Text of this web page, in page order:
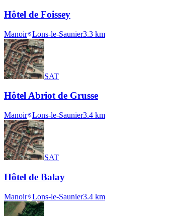
Hôtel de Foissey
Manoir Lons-le-Saunier3.3 km
SAT
Hôtel Abriot de Grusse
Manoir Lons-le-Saunier3.4 km
SAT
Hôtel de Balay
Manoir Lons-le-Saunier3.4 km